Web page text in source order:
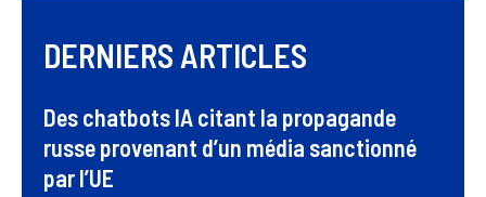
DERNIERS ARTICLES
Des chatbots IA citant la propagande
russe provenant d’un média sanctionné
par l’UE